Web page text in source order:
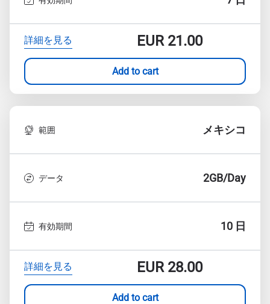
詳細を見る EUR21.00
Add to cart
範囲 メキシコ
データ 2GB/Day
有効期間 10 日
詳細を見る EUR28.00
Add to cart